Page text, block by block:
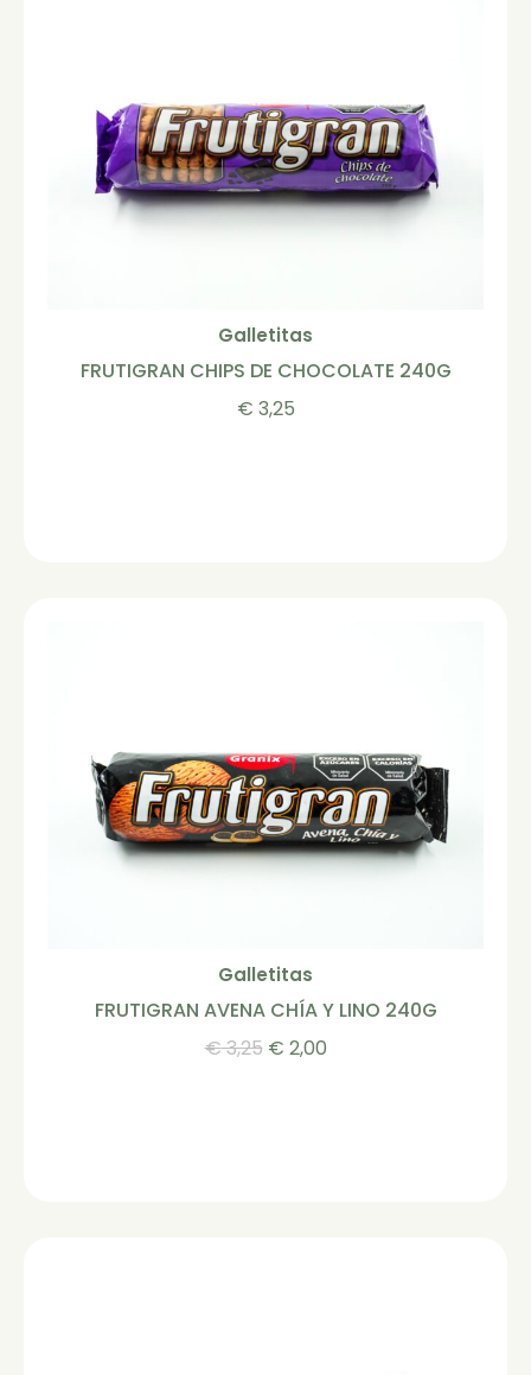
Galletitas
FRUTIGRAN CHIPS DE CHOCOLATE 240G
€ 3,25
Galletitas
FRUTIGRAN AVENA CHÍA Y LINO 240G
€3,25 € 2,00